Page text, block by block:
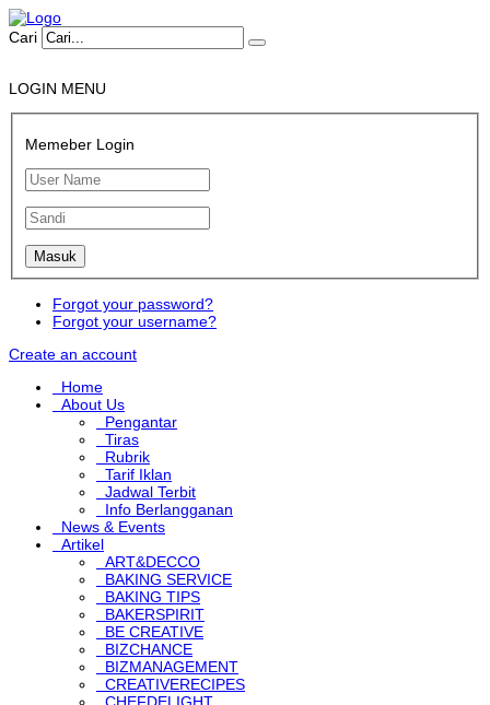
Cari
LOGIN MENU
Memeber Login
Forgot your password?
Forgot your username?
Create an account
Home
About Us
Pengantar
Tiras
Rubrik
Tarif Iklan
Jadwal Terbit
Info Berlangganan
News & Events
Artikel
ART&DECCO
BAKING SERVICE
BAKING TIPS
BAKERSPIRIT
BE CREATIVE
BIZCHANCE
BIZMANAGEMENT
CREATIVERECIPES
CHEFDELIGHT